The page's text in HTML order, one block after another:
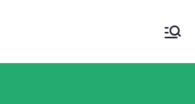
Szpital Specjalistyczny im.
w Czerwonej Górze